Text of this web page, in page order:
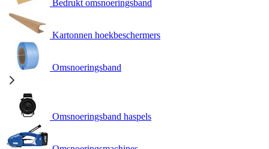
Bedrukt omsnoeringsband
Kartonnen hoekbeschermers
Omsnoeringsband
Omsnoeringsband haspels